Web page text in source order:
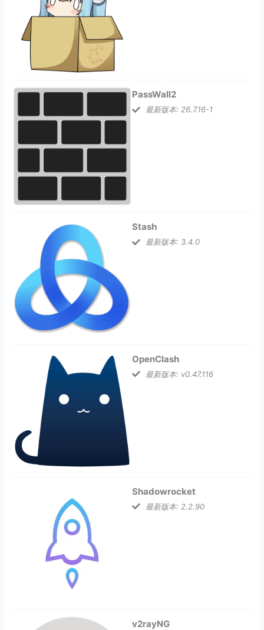
PassWall2
最新版本: 26.7.16-1
Stash
最新版本: 3.4.0
OpenClash
最新版本: v0.47.116
Shadowrocket
最新版本: 2.2.90
v2rayNG